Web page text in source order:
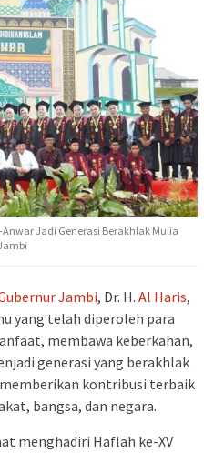
Anwar Jadi Generasi Berakhlak Mulia
Jambi, Dr. H. Al Haris,
yang telah diperoleh para
membawa keberkahan,
generasi yang berakhlak
kontribusi terbaik
bangsa, dan negara.
menghadiri Haflah ke-XV